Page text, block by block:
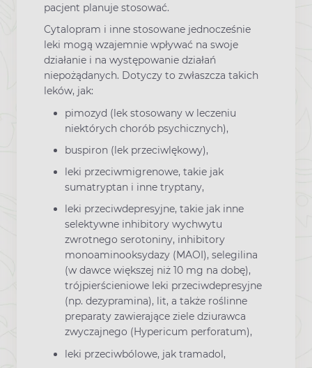
pacjent planuje stosować.
Cytalopram i inne stosowane jednocześnie
leki mogą wzajemnie wpływać na swoje
działanie i na występowanie działań
niepożądanych. Dotyczy to zwłaszcza takich
leków, jak:
pimozyd (lek stosowany w leczeniu
niektórych chorób psychicznych),
buspiron (lek przeciwlękowy),
leki przeciwmigrenowe, takie jak
sumatryptan i inne tryptany,
leki przeciwdepresyjne, takie jak inne
selektywne inhibitory wychwytu
zwrotnego serotoniny, inhibitory
monoaminooksydazy (MAOI), selegilina
(w dawce większej niż 10 mg na dobę),
trójpierścieniowe leki przeciwdepresyjne
(np. dezypramina), lit, a także roślinne
preparaty zawierające ziele dziurawca
zwyczajnego (Hypericum perforatum),
leki przeciwbólowe, jak tramadol,